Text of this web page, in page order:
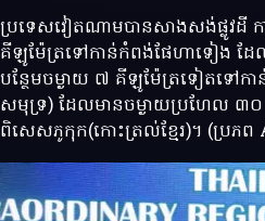
ប្រទេសវៀតណាមបានសាងសង់ផ្លូវដី
គីឡូម៉ែត្រទៅកាន់កំពង់ផែហាទៀង ដែ
បន្ថែមចម្ងាយ ៧ គីឡូម៉ែត្រទៀតទៅក
សមុទ្រ) ដែលមានចម្ងាយប្រហែល ៣០
ពិសេសភូកុក(កោះត្រល់ខ្មែរ)។ (ប្រភ